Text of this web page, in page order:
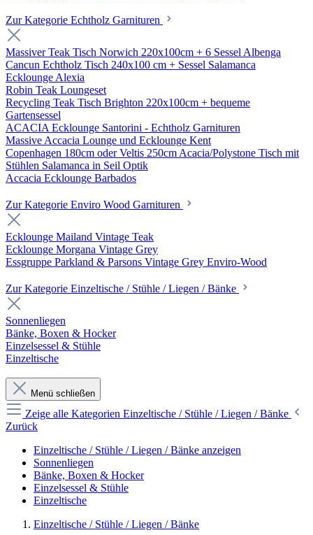
Zur Kategorie Echtholz Garnituren
Massiver Teak Tisch Norwich 220x100cm + 6 Sessel Albenga
Cancun Echtholz Tisch 240x100 cm + Sessel Salamanca
Ecklounge Alexia
Robin Teak Loungeset
Recycling Teak Tisch Brighton 220x100cm + bequeme
Gartensessel
ACACIA Ecklounge Santorini - Echtholz Garnituren
Massive Accacia Lounge und Ecklounge Kent
Copenhagen 180cm oder Veltis 250cm Acacia/Polystone Tisch mit
Stühlen Salamanca in Seil Optik
Accacia Ecklounge Barbados
Zur Kategorie Enviro Wood Garnituren
Ecklounge Mailand Vintage Teak
Ecklounge Morgana Vintage Grey
Essgruppe Parkland & Parsons Vintage Grey Enviro-Wood
Zur Kategorie Einzeltische / Stühle / Liegen / Bänke
Sonnenliegen
Bänke, Boxen & Hocker
Einzelsessel & Stühle
Einzeltische
Menü schließen
Zeige alle Kategorien Einzeltische / Stühle / Liegen / Bänke
Zurück
Einzeltische / Stühle / Liegen / Bänke anzeigen
Sonnenliegen
Bänke, Boxen & Hocker
Einzelsessel & Stühle
Einzeltische
Einzeltische / Stühle / Liegen / Bänke